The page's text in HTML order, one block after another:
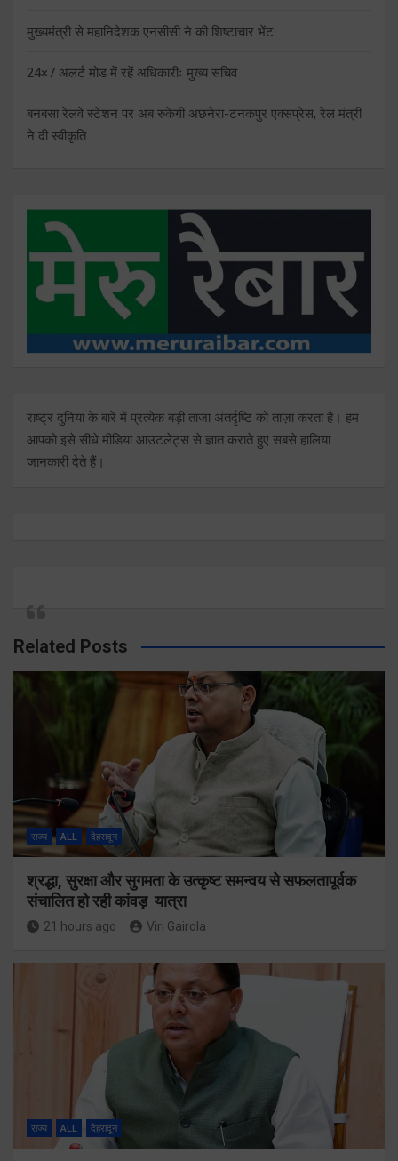
मुख्यमंत्री से महानिदेशक एनसीसी ने की शिष्टाचार भेंट
24×7 अलर्ट मोड में रहें अधिकारीः मुख्य सचिव
बनबसा रेलवे स्टेशन पर अब रुकेगी अछनेरा-टनकपुर एक्सप्रेस, रेल मंत्री
ने दी स्वीकृति
राष्ट्र दुनिया के बारे में प्रत्येक बड़ी ताजा अंतर्दृष्टि को ताज़ा करता है। हम
आपको इसे सीधे मीडिया आउटलेट्स से ज्ञात कराते हुए सबसे हालिया
जानकारी देते हैं।
Related Posts
राज्य ALL देहरादून
श्रद्धा, सुरक्षा और सुगमता के उत्कृष्ट समन्वय से सफलतापूर्वक
संचालित हो रही कांवड़ यात्रा
21 hours ago Viri Gairola
राज्य ALL देहरादून